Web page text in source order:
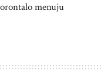
menuju